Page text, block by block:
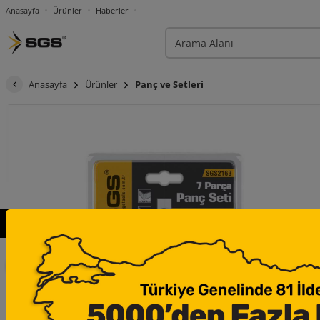
Anasayfa Ürünler Haberler
Anasayfa Ürünler Panç ve Setleri